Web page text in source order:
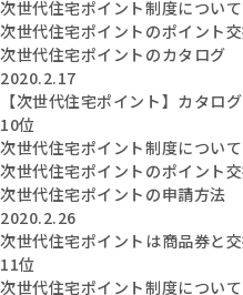
次世代住宅ポイント制度について
次世代住宅ポイントのポイント
次世代住宅ポイントのカタログ
2020.2.17
【次世代住宅ポイント】カタロ
10位
次世代住宅ポイント制度について
次世代住宅ポイントのポイント
次世代住宅ポイントの申請方法
2020.2.26
次世代住宅ポイントは商品券と
11位
次世代住宅ポイント制度について